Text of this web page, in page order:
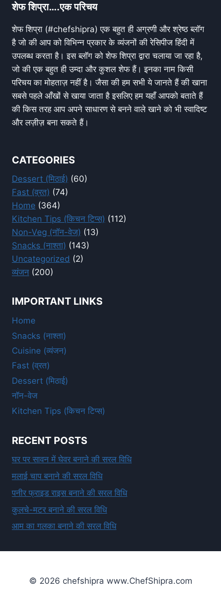
शेफ शिप्रा….एक परिचय
शेफ शिप्रा (#chefshipra) एक बहुत ही अग्रणी और श्रेष्ठ ब्लॉग
है जो की आप को विभिन्न प्रकार के व्यंजनों की रेसिपीज हिंदी में
उपलब्ध करता है। इस ब्लॉग को शेफ शिप्रा द्वारा चलाया जा रहा है,
जो की एक बहुत ही उम्दा और कुशल शेफ हैं। इनका नाम किसी
परिचय का मोहताज़ नहीं है। जैसा की हम सभी ये जानते हैं की खाना
सबसे पहले आँखों से खाया जाता है इसलिए हम यहाँ आपको बताते हैं
की किस तरह आप अपने साधारण से बनने वाले खाने को भी स्वादिष्ट
और लज़ीज़ बना सकते हैं।
CATEGORIES
Dessert (मिठाई) (60)
Fast (व्रत) (74)
Home (364)
Kitchen Tips (किचन टिप्स) (112)
Non-Veg (नॉन-वेज) (13)
Snacks (नाश्ता) (143)
Uncategorized (2)
व्यंजन (200)
IMPORTANT LINKS
Home
Snacks (नाश्ता)
Cuisine (व्यंजन)
Fast (व्रत)
Dessert (मिठाई)
नॉन-वेज
Kitchen Tips (किचन टिप्स)
RECENT POSTS
घर पर सावन में घेवर बनाने की सरल विधि
मलाई चाप बनाने की सरल विधि
पनीर फ्राइड राइस बनाने की सरल विधि
कुलचे-मटर बनाने की सरल विधि
आम का गलका बनाने की सरल विधि
© 2026 chefshipra www.ChefShipra.com